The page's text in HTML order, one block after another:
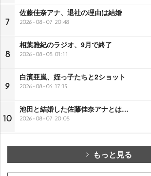
7
佐藤佳奈アナ、退社の理由は結婚
2026-08-07 20:48
8
相葉雅紀のラジオ、9月で終了
2026-08-08 01:11
9
白濱亜嵐、姪っ子たちと2ショット
2026-08-06 17:15
10
池田と結婚した佐藤佳奈アナとは…
2026-08-07 20:08
もっと見る